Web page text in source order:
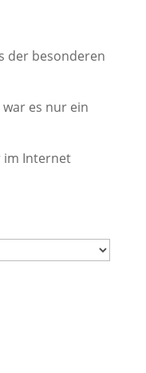
der besonderen
es nur ein
im Internet